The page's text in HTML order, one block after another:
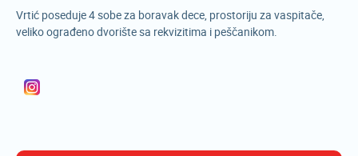
Vrtić poseduje 4 sobe za boravak dece, prostoriju za vaspitače,
veliko ograđeno dvorište sa rekvizitima i peščanikom.